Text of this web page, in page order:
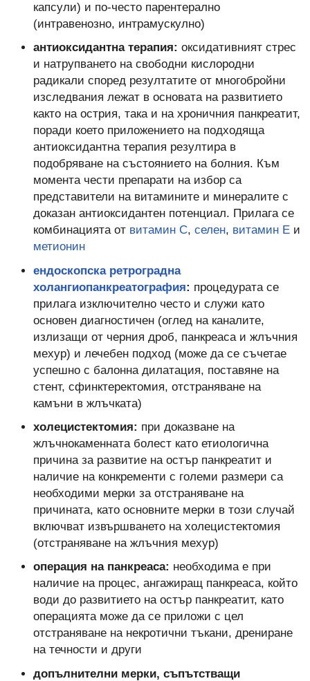
капсули) и по-често парентерално
(интравенозно, интрамускулно)
антиоксидантна терапия: оксидативният стрес
и натрупването на свободни кислородни
радикали според резултатите от многобройни
изследвания лежат в основата на развитието
както на острия, така и на хроничния панкреатит,
поради което приложението на подходяща
антиоксидантна терапия резултира в
подобряване на състоянието на болния. Към
момента чести препарати на избор са
представители на витамините и минералите с
доказан антиоксидантен потенциал. Прилага се
комбинацията от витамин С, селен, витамин Еи
метионин
ендоскопска ретроградна
холангиопанкреатография: процедурата се
прилага изключително често и служи като
основен диагностичен (оглед на каналите,
излизащи от черния дроб, панкреаса и жлъчния
мехур) и лечебен подход (може да се съчетае
успешно с балонна дилатация, поставяне на
стент, сфинктеректомия, отстраняване на
камъни в жлъчката)
холецистектомия: при доказване на
жлъчнокаменната болест като етиологична
причина за развитие на остър панкреатит и
наличие на конкременти с големи размери са
необходими мерки за отстраняване на
причината, като основните мерки в този случай
включват извършването на холецистектомия
(отстраняване на жлъчния мехур)
операция на панкреаса: необходима е при
наличие на процес, ангажиращ панкреаса, който
води до развитието на остър панкреатит, като
операцията може да се приложи с цел
отстраняване на некротични тъкани, дрениране
на течности и други
допълнителни мерки, съпътстващи